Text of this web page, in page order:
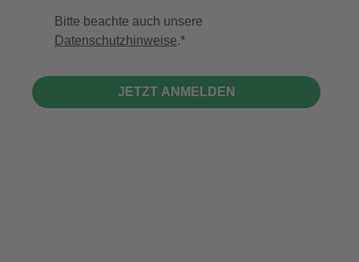
Bitte beachte auch unsere
Datenschutzhinweise.
JETZT ANMELDEN